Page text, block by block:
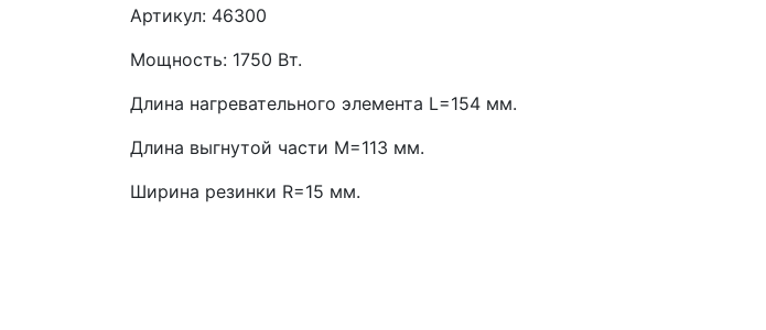
Артикул: 46300
Мощность: 1750 Вт.
Длина нагревательного элемента L=154 мм.
Длина выгнутой части M=113 мм.
Ширина резинки R=15 мм.